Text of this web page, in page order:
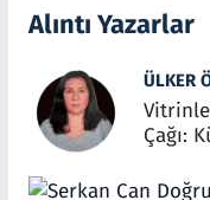
Alıntı Yazarlar
ÜLKER
Çağı: